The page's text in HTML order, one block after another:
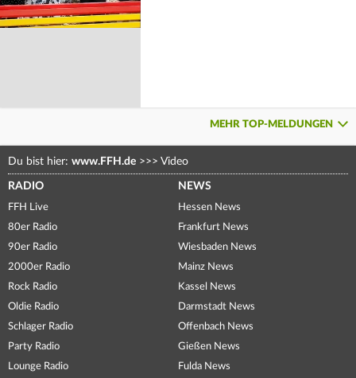
MEHR TOP-MELDUNGEN
Du bist hier: www.FFH.de >>> Video
RADIO
FFH Live
80er Radio
90er Radio
2000er Radio
Rock Radio
Oldie Radio
Schlager Radio
Party Radio
Lounge Radio
NEWS
Hessen News
Frankfurt News
Wiesbaden News
Mainz News
Kassel News
Darmstadt News
Offenbach News
Gießen News
Fulda News